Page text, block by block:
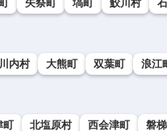
矢祭町 塙町 鮫川村
川内村 大熊町 双葉町 浪江
町 北塩原村 西会津町 磐